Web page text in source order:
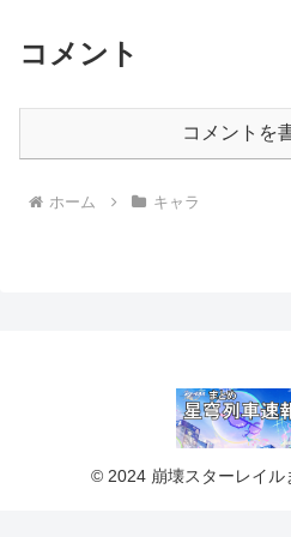
コメント
コメントを
ホーム キャラ
© 2024 崩壊スターレイル